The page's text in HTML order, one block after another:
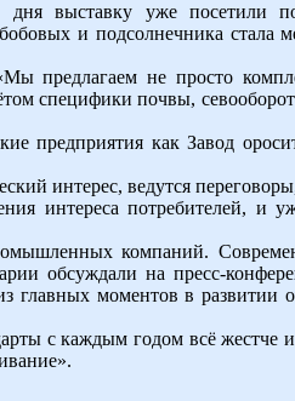
дня выставку уже посетили
и подсолнечника стала
предлагаем не просто
специфики почвы,
предприятия как Завод
интерес, ведутся
интереса потребителей, и
компаний.
обсуждали на пресс-
главных моментов в развитии
с каждым годом всё жестче